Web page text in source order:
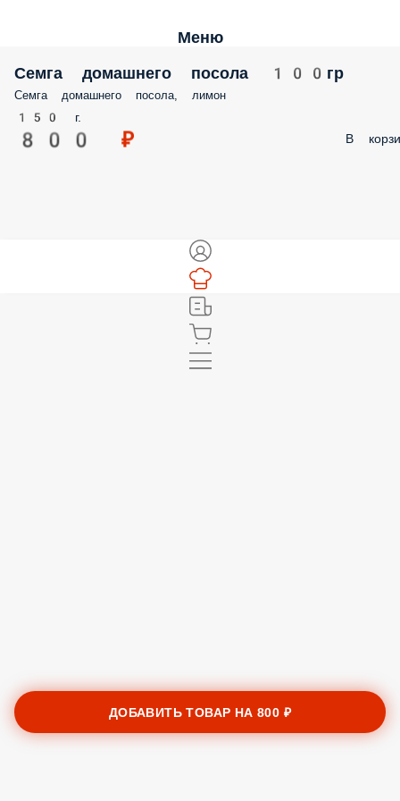
Меню
Семга домашнего посола 100гр
Семга домашнего посола, лимон
150 г.
800 ₽ В
ДОБАВИТЬ ТОВАР НА800 ₽